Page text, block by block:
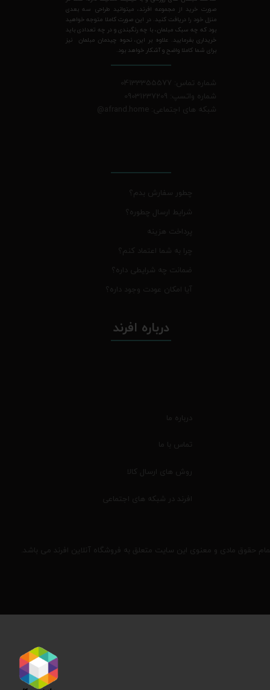
صورت خرید از مجموعه افرند، میتوانید طراحی سه بعدی
منزل خود را دریافت کنید. در این صورت کاملا متوجه خواهید
بود که چه سبک مبلمان، با چه رنگبندی و در چه تعدادی باید
خریداری بفرمایید. علاوه بر این، نحوه چیدمان مبلمان نیز
برای شما کاملا واضح و آشکار خواهد بود.
شماره تماس: 04133355577
شماره واتسپ: 09031237209
شبکه های اجتماعی: afrand.home
@
چطور سفارش بدم؟
شرایط ارسال چطوره؟
پرداخت هزینه
چرا به شما اعتماد کنم؟
ضمانت چه شرایطی داره؟
آیا امکان عودت وجود داره؟
حقوق مادی و معنوی این سایت متعلق به فروشگاه آنلاین افرند می باشد.
درباره افرند
درباره ما
تماس با ما
روش های ارسال کالا
افرند در شبکه های اجتماعی